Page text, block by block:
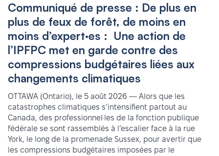
Communiqué de presse : De plus en
plus de feux de forêt, de moins en
moins d’expert·es : Une action de
l’IPFPC met en garde contre des
compressions budgétaires liées aux
changements climatiques
OTTAWA (Ontario), le 5 août 2026 — Alors que les
catastrophes climatiques s’intensifient partout au
Canada, des professionnel·les de la fonction publique
fédérale se sont rassemblés à l’escalier face à la rue
York, le long de la promenade Sussex, pour avertir que
les compressions budgétaires imposées par le